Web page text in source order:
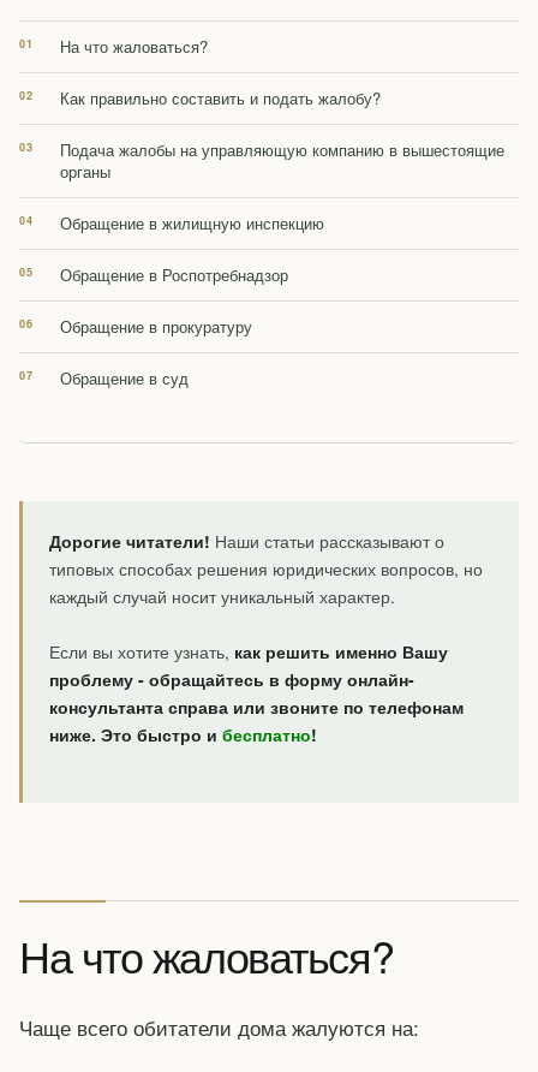
На что жаловаться?
Как правильно составить и подать жалобу?
Подача жалобы на управляющую компанию в вышестоящие
органы
Обращение в жилищную инспекцию
Обращение в Роспотребнадзор
Обращение в прокуратуру
Обращение в суд
Дорогие читатели! Наши статьи рассказывают о
типовых способах решения юридических вопросов, но
каждый случай носит уникальный характер.
Если вы хотите узнать, как решить именно Вашу
проблему - обращайтесь в форму онлайн-
консультанта справа или звоните по телефонам
ниже. Это быстро и бесплатно!
На что жаловаться?
Чаще всего обитатели дома жалуются на: